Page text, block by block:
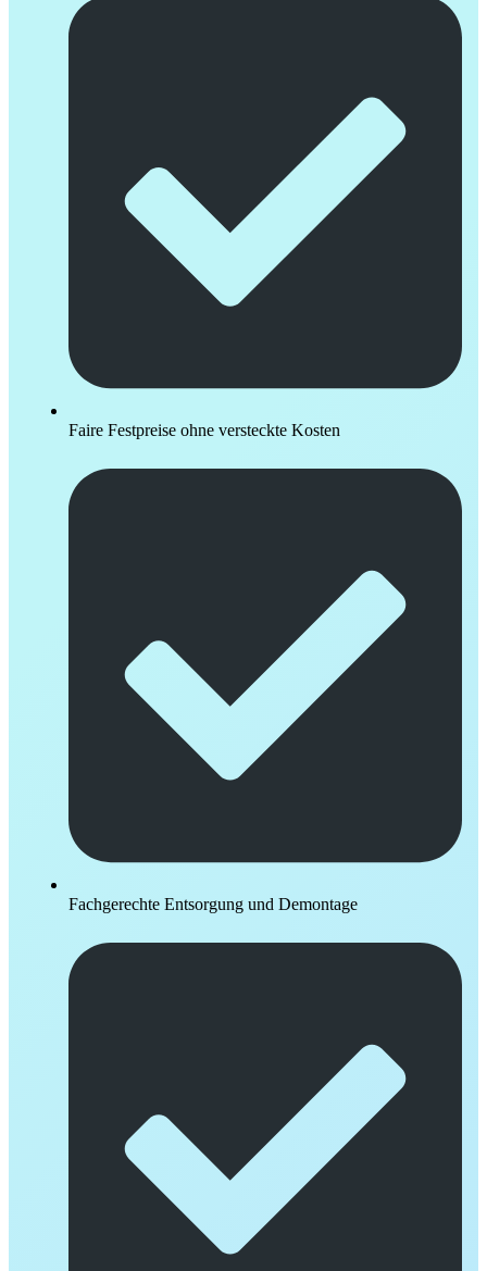
Faire Festpreise ohne versteckte Kosten
Fachgerechte Entsorgung und Demontage